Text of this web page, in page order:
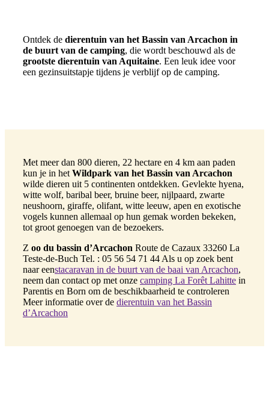
Ontdek de dierentuin van het Bassin van Arcachon in
de buurt van de camping, die wordt beschouwd als de
grootste dierentuin van Aquitaine. Een leuk idee voor
een gezinsuitstapje tijdens je verblijf op de camping.
Met meer dan 800 dieren, 22 hectare en 4 km aan paden
kun je in het Wildpark van het Bassin van Arcachon
wilde dieren uit 5 continenten ontdekken. Gevlekte hyena,
witte wolf, baribal beer, bruine beer, nijlpaard, zwarte
neushoorn, giraffe, olifant, witte leeuw, apen en exotische
vogels kunnen allemaal op hun gemak worden bekeken,
tot groot genoegen van de bezoekers.
Z oo du bassin d’Arcachon Route de Cazaux 33260 La
Teste-de-Buch Tel. : 05 56 54 71 44 Als u op zoek bent
naar eenstacaravan in de buurt van de baai van Arcachon,
neem dan contact op met onze camping La Forêt Lahitte in
Parentis en Born om de beschikbaarheid te controleren
Meer informatie over de dierentuin van het Bassin
d’Arcachon